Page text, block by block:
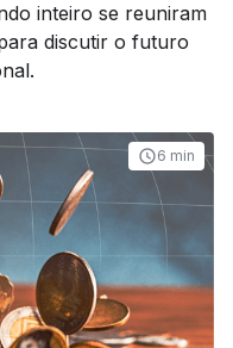
inteiro se reuniram
discutir o futuro
6 min